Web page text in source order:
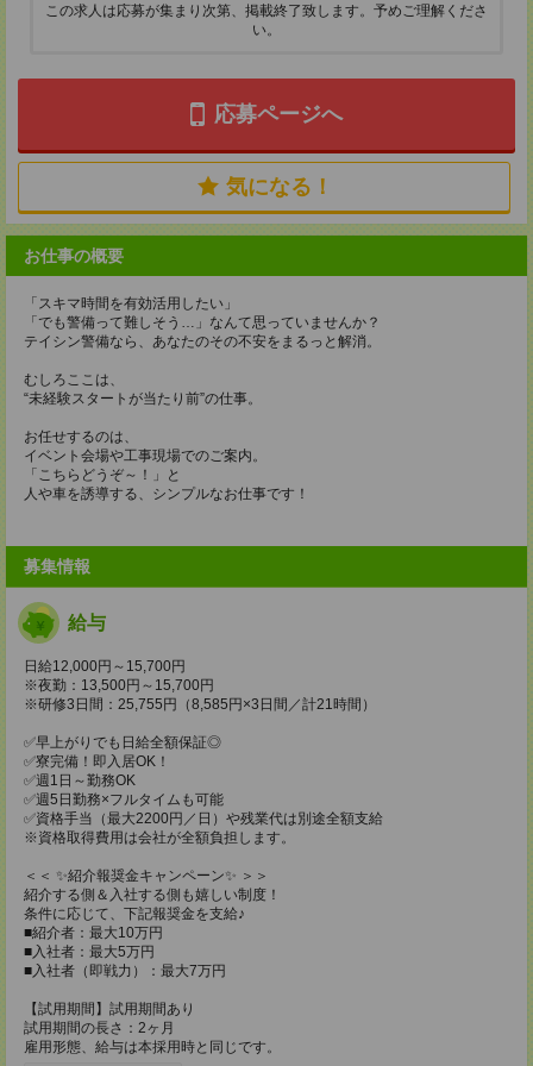
この求人は応募が集まり次第、掲載終了致します。予めご理解くださ
い。
応募ページへ
気になる！
お仕事の概要
「スキマ時間を有効活用したい」
「でも警備って難しそう…」なんて思っていませんか？
テイシン警備なら、あなたのその不安をまるっと解消。
むしろここは、
“未経験スタートが当たり前”の仕事。
お任せするのは、
イベント会場や工事現場でのご案内。
「こちらどうぞ～！」と
人や車を誘導する、シンプルなお仕事です！
募集情報
給与
日給12,000円～15,700円
※夜勤：13,500円～15,700円
※研修3日間：25,755円（8,585円×3日間／計21時間）
✅早上がりでも日給全額保証◎
✅寮完備！即入居OK！
✅週1日～勤務OK
✅週5日勤務×フルタイムも可能
✅資格手当（最大2200円／日）や残業代は別途全額支給
※資格取得費用は会社が全額負担します。
＜＜ ✨紹介報奨金キャンペーン✨ ＞＞
紹介する側＆入社する側も嬉しい制度！
条件に応じて、下記報奨金を支給♪
■紹介者：最大10万円
■入社者：最大5万円
■入社者（即戦力）：最大7万円
【試用期間】試用期間あり
試用期間の長さ：2ヶ月
雇用形態、給与は本採用時と同じです。